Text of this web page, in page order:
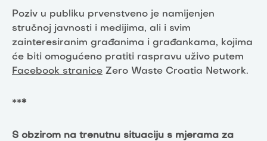
Poziv u publiku prvenstveno je namijenjen
stručnoj javnosti i medijima, ali i svim
zainteresiranim građanima i građankama, kojima
će biti omogućeno pratiti raspravu uživo putem
Facebook stranice Zero Waste Croatia Network.
***
S obzirom na trenutnu situaciju s mjerama za